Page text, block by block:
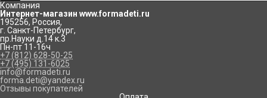
Компания
Интернет-магазин www.formadeti.ru
195256, Россия,
г. Санкт-Петербург,
пр.Науки д.14 к.3
Пн-пт 11-16ч
+7 (812) 628-50-25
+7 (495) 131-6025
info@formadeti.ru
forma.deti@yandex.ru
Отзывы покупателей